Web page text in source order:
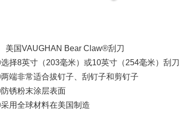
美国VAUGHAN Bear Claw®刮刀
择8英寸（203毫米）或10英寸（254毫米）刮刀
端非常适合拔钉子、刮钉子和剪钉子
锈粉末涂层表面
用全球材料在美国制造